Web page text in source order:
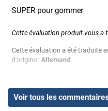
SUPER pour gommer
Cette évaluation produit vous a-
Cette évaluation a été traduite
d'origine :Allemand
Voir tous les